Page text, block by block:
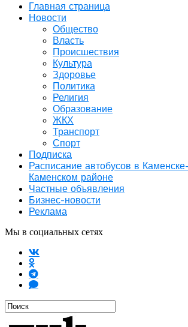
Главная страница
Новости
Общество
Власть
Происшествия
Культура
Здоровье
Политика
Религия
Образование
ЖКХ
Транспорт
Спорт
Подписка
Расписание автобусов в
Каменском районе
Частные объявления
Бизнес-новости
Реклама
Мы в социальных сетях